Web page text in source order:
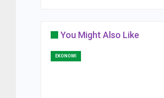
You Might Also Like
EKONOMI